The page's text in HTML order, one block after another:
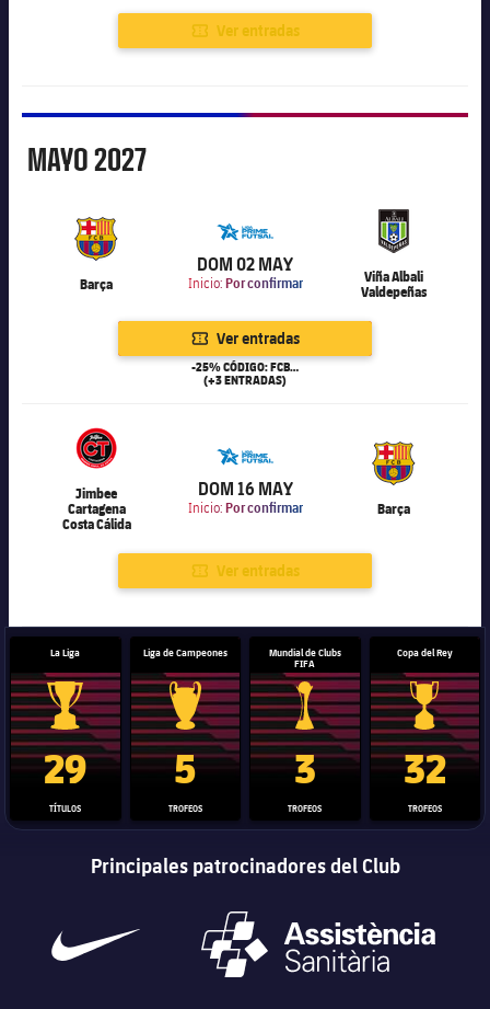
Ver entradas
Mayo
MAYO2027
Barça
6.000
DOM 02 MAY
Inicio: Por confirmar
Viña Albali
Valdepeñas
Ver entradas
-25% CÓDIGO: FCB25
(+3 ENTRADAS)
Jimbee
Cartagena
Costa Cálida
6.000
DOM 16 MAY
Inicio: Por confirmar Barça
Ver entradas
La Liga
Trofeo de La Liga
29
TÍTULOS
Liga de Campeones
Trofeo de la Liga de Campeones
5
TROFEOS
Mundial de Clubs
FIFA
Trofeo del Mundial de
3
TROFEOS
Copa del Rey
Copa del
32
TROFEOS
Principales patrocinadores del Club